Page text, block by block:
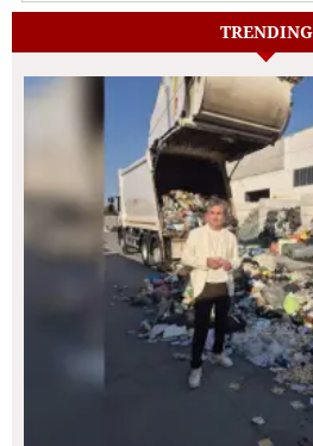
TRENDING